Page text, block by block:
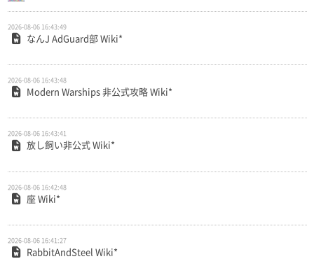
2026-08-06 16:43:49
なんJ AdGuard部 Wiki*
2026-08-06 16:43:48
Modern Warships 非公式攻略 Wiki*
2026-08-06 16:43:41
放し飼い非公式 Wiki*
2026-08-06 16:42:48
座 Wiki*
2026-08-06 16:41:27
RabbitAndSteel Wiki*